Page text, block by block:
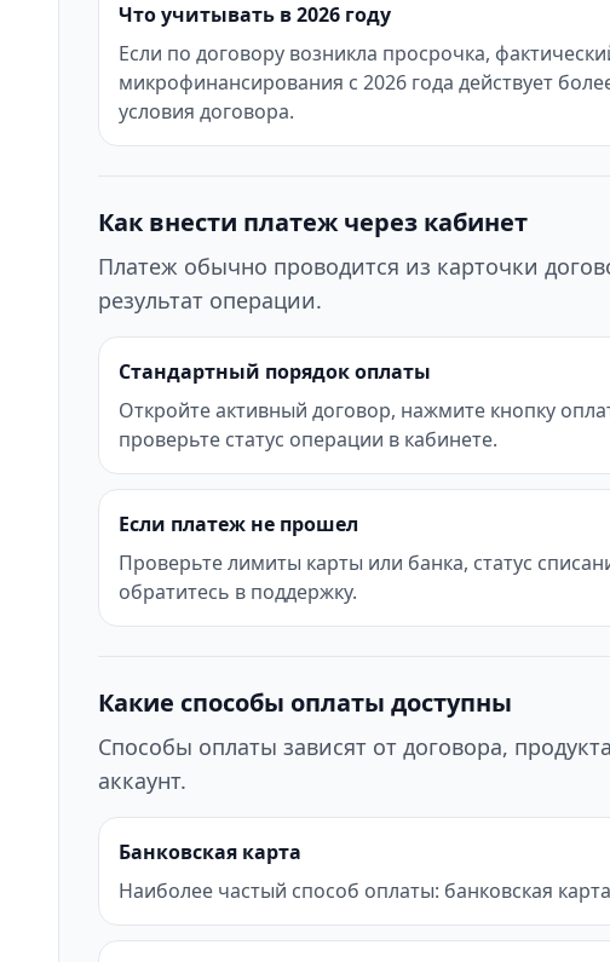
Что учитывать в 2026 году
Если по договору возникла просрочка,
микрофинансирования с 2026 года действует
условия договора.
Как внести платеж через кабинет
Платеж обычно проводится из карточки
результат операции.
Стандартный порядок оплаты
Откройте активный договор, нажмите кнопку
проверьте статус операции в кабинете.
Если платеж не прошел
Проверьте лимиты карты или банка, статус
обратитесь в поддержку.
Какие способы оплаты доступны
Способы оплаты зависят от договора,
аккаунт.
Банковская карта
Наиболее частый способ оплаты: банковская